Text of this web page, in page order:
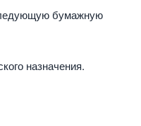
бумажную
назначения.